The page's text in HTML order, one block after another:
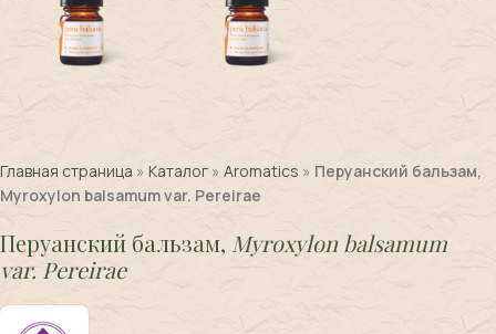
Главная страница » Каталог » Aromatics » Перуанский бальзам,
Myroxylon balsamum var. Pereirae
Перуанский бальзам, Myroxylon balsamum
var. Pereirae